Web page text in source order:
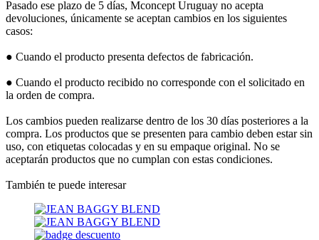
Pasado ese plazo de 5 días, Mconcept Uruguay no acepta
devoluciones, únicamente se aceptan cambios en los siguientes
casos:
● Cuando el producto presenta defectos de fabricación.
● Cuando el producto recibido no corresponde con el solicitado en
la orden de compra.
Los cambios pueden realizarse dentro de los 30 días posteriores a la
compra. Los productos que se presenten para cambio deben estar sin
uso, con etiquetas colocadas y en su empaque original. No se
aceptarán productos que no cumplan con estas condiciones.
También te puede interesar